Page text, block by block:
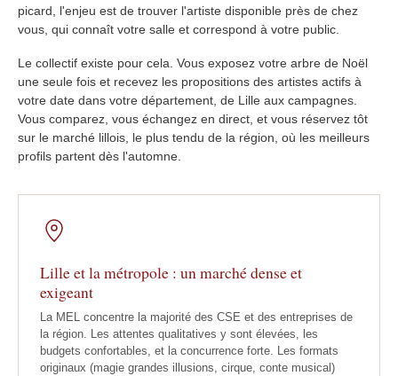
picard, l'enjeu est de trouver l'artiste disponible près de chez
vous, qui connaît votre salle et correspond à votre public.
Le collectif existe pour cela. Vous exposez votre arbre de Noël
une seule fois et recevez les propositions des artistes actifs à
votre date dans votre département, de Lille aux campagnes.
Vous comparez, vous échangez en direct, et vous réservez tôt
sur le marché lillois, le plus tendu de la région, où les meilleurs
profils partent dès l'automne.
Lille et la métropole : un marché dense et
exigeant
La MEL concentre la majorité des CSE et des entreprises de
la région. Les attentes qualitatives y sont élevées, les
budgets confortables, et la concurrence forte. Les formats
originaux (magie grandes illusions, cirque, conte musical)